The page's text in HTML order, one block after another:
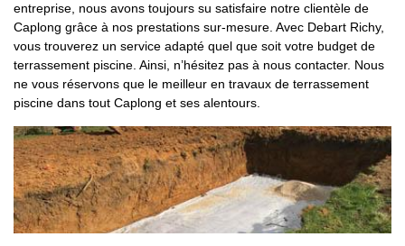
entreprise, nous avons toujours su satisfaire notre clientèle de
Caplong grâce à nos prestations sur-mesure. Avec Debart Richy,
vous trouverez un service adapté quel que soit votre budget de
terrassement piscine. Ainsi, n’hésitez pas à nous contacter. Nous
ne vous réservons que le meilleur en travaux de terrassement
piscine dans tout Caplong et ses alentours.